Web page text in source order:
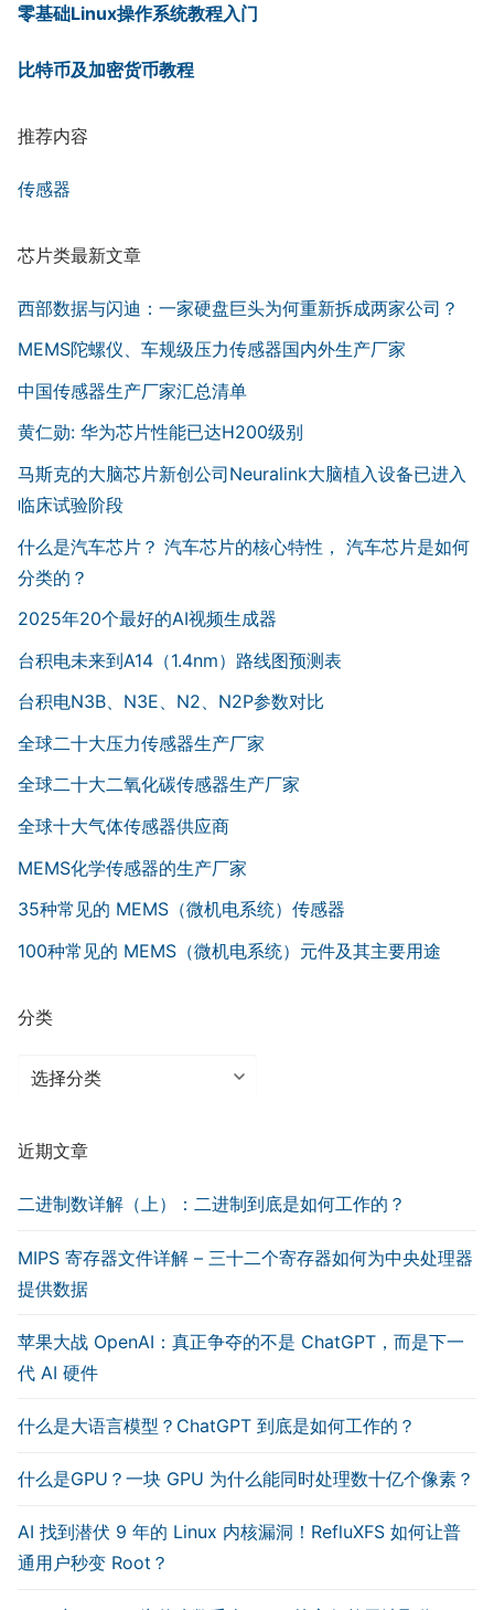
零基础Linux操作系统教程入门
比特币及加密货币教程
推荐内容
传感器
芯片类最新文章
西部数据与闪迪：一家硬盘巨头为何重新拆成两家公司？
MEMS陀螺仪、车规级压力传感器国内外生产厂家
中国传感器生产厂家汇总清单
黄仁勋: 华为芯片性能已达H200级别
马斯克的大脑芯片新创公司Neuralink大脑植入设备已进入
临床试验阶段
什么是汽车芯片？ 汽车芯片的核心特性， 汽车芯片是如何
分类的？
2025年20个最好的AI视频生成器
台积电未来到A14（1.4nm）路线图预测表
台积电N3B、N3E、N2、N2P参数对比
全球二十大压力传感器生产厂家
全球二十大二氧化碳传感器生产厂家
全球十大气体传感器供应商
MEMS化学传感器的生产厂家
35种常见的 MEMS（微机电系统）传感器
100种常见的 MEMS（微机电系统）元件及其主要用途
分类
分
近期文章
二进制数详解（上）：二进制到底是如何工作的？
MIPS 寄存器文件详解 – 三十二个寄存器如何为中央处理器
提供数据
苹果大战 OpenAI：真正争夺的不是 ChatGPT，而是下一
代 AI 硬件
什么是大语言模型？ChatGPT 到底是如何工作的？
什么是GPU？一块 GPU 为什么能同时处理数十亿个像素？
AI 找到潜伏 9 年的 Linux 内核漏洞！RefluXFS 如何让普
通用户秒变 Root？